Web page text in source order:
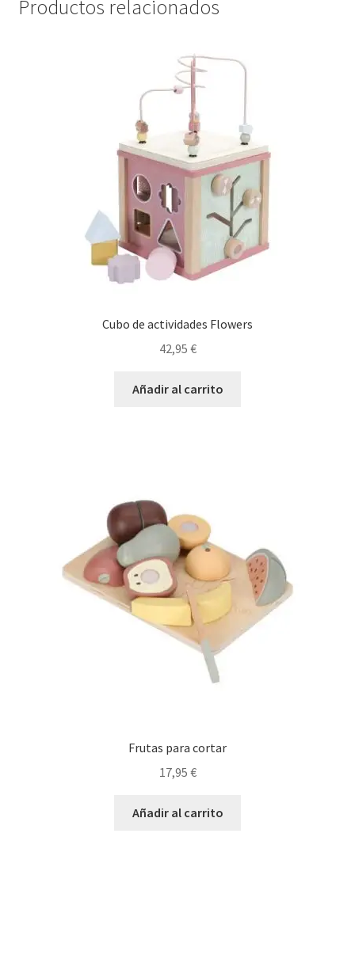
Productos relacionados
Cubo de actividades Flowers
42,95 €
Añadir al carrito
Frutas para cortar
17,95 €
Añadir al carrito